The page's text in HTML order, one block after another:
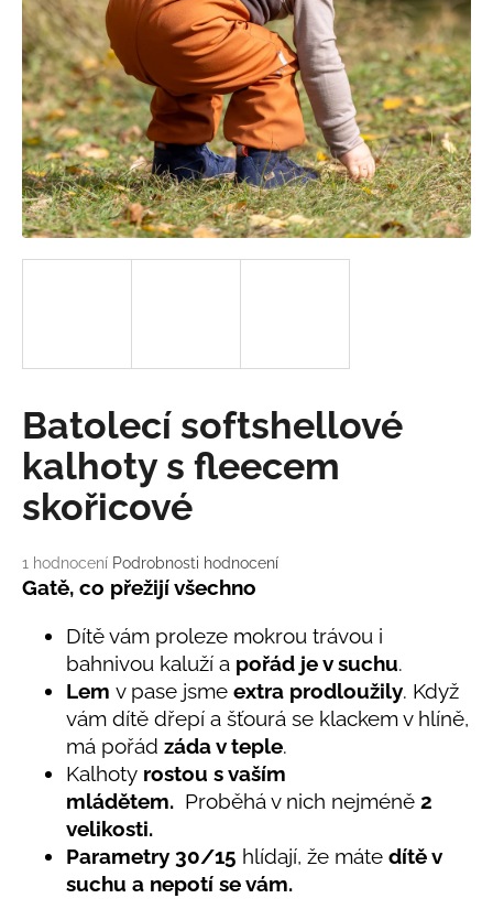
Průměrné
hodnocení
hvězdiček.
1 hodnocení Podrobnosti hodnocení
Batolecí softshellové
kalhoty s fleecem
skořicové
Gatě, co přežijí všechno
Dítě vám proleze mokrou trávou i
bahnivou kaluží a pořád je v suchu.
Lem v pase jsme extra prodloužily. Když
vám dítě dřepí a šťourá se klackem v hlíně,
má pořád záda v teple.
Kalhoty rostou s vaším
mládětem. Proběhá v nich nejméně 2
velikosti.
Parametry 30/15 hlídají, že máte dítě v
suchu a nepotí se vám.
a
j
í
t
?
HLEDAT
o
o
r
u
č
u
e
m
BAMBUSOVÉ
TRIKO
NÁMOŘNICKÉ
PRUHY
MODRÉ